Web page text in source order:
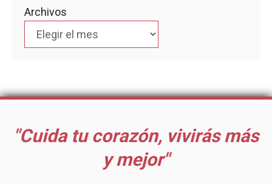
Archivos
"Cuida tu corazón, vivirás más
y mejor"